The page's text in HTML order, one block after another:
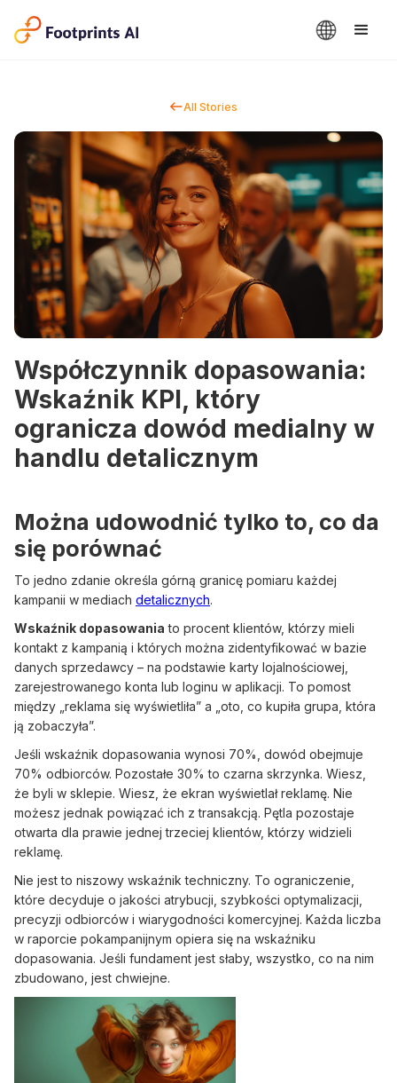
All Stories
Współczynnik dopasowania:
Wskaźnik KPI, który
ogranicza dowód medialny w
handlu detalicznym
Można udowodnić tylko to, co da
się porównać
To jedno zdanie określa górną granicę pomiaru każdej
kampanii w mediach detalicznych.
Wskaźnik dopasowania to procent klientów, którzy mieli
kontakt z kampanią i których można zidentyfikować w bazie
danych sprzedawcy – na podstawie karty lojalnościowej,
zarejestrowanego konta lub loginu w aplikacji. To pomost
między „reklama się wyświetliła” a „oto, co kupiła grupa, która
ją zobaczyła”.
Jeśli wskaźnik dopasowania wynosi 70%, dowód obejmuje
70% odbiorców. Pozostałe 30% to czarna skrzynka. Wiesz,
że byli w sklepie. Wiesz, że ekran wyświetlał reklamę. Nie
możesz jednak powiązać ich z transakcją. Pętla pozostaje
otwarta dla prawie jednej trzeciej klientów, którzy widzieli
reklamę.
Nie jest to niszowy wskaźnik techniczny. To ograniczenie,
które decyduje o jakości atrybucji, szybkości optymalizacji,
precyzji odbiorców i wiarygodności komercyjnej. Każda liczba
w raporcie pokampanijnym opiera się na wskaźniku
dopasowania. Jeśli fundament jest słaby, wszystko, co na nim
zbudowano, jest chwiejne.